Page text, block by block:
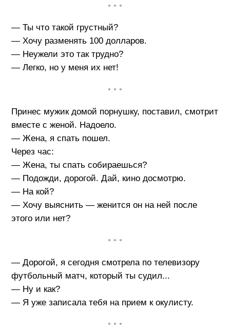
• • •
— Ты что такой грустный?
— Хочу разменять 100 долларов.
— Неужели это так трудно?
— Легко, но у меня их нет!
• • •
Принес мужик домой порнушку, поставил, смотрит
вместе с женой. Надоело.
— Жена, я спать пошел.
Через час:
— Жена, ты спать собираешься?
— Подожди, дорогой. Дай, кино досмотрю.
— На кой?
— Хочу выяснить — женится он на ней после
этого или нет?
• • •
— Дорогой, я сегодня смотрела по телевизору
футбольный матч, который ты судил...
— Ну и как?
— Я уже записала тебя на прием к окулисту.
• • •